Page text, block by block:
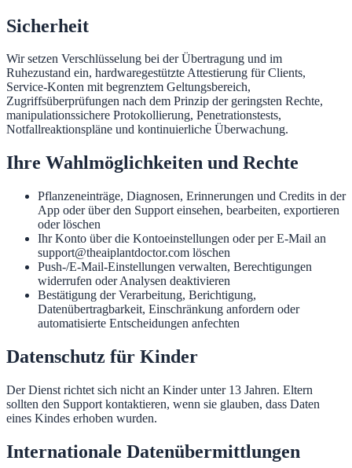
Sicherheit
Wir setzen Verschlüsselung bei der Übertragung und im
Ruhezustand ein, hardwaregestützte Attestierung für Clients,
Service-Konten mit begrenztem Geltungsbereich,
Zugriffsüberprüfungen nach dem Prinzip der geringsten Rechte,
manipulationssichere Protokollierung, Penetrationstests,
Notfallreaktionspläne und kontinuierliche Überwachung.
Ihre Wahlmöglichkeiten und Rechte
Pflanzeneinträge, Diagnosen, Erinnerungen und Credits in der
App oder über den Support einsehen, bearbeiten, exportieren
oder löschen
Ihr Konto über die Kontoeinstellungen oder per E-Mail an
support@theaiplantdoctor.com löschen
Push-/E-Mail-Einstellungen verwalten, Berechtigungen
widerrufen oder Analysen deaktivieren
Bestätigung der Verarbeitung, Berichtigung,
Datenübertragbarkeit, Einschränkung anfordern oder
automatisierte Entscheidungen anfechten
Datenschutz für Kinder
Der Dienst richtet sich nicht an Kinder unter 13 Jahren. Eltern
sollten den Support kontaktieren, wenn sie glauben, dass Daten
eines Kindes erhoben wurden.
Internationale Datenübermittlungen